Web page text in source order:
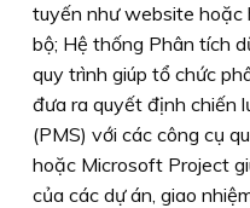
tuyến như website hoặc
bộ; Hệ thống Phân tích
quy trình giúp tổ chức
đưa ra quyết định chiến
(PMS) với các công cụ
hoặc Microsoft Project
của các dự án, giao